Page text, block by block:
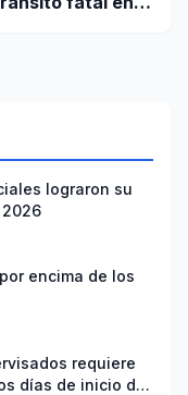
lograron su
encima de los
requiere
días de inicio del